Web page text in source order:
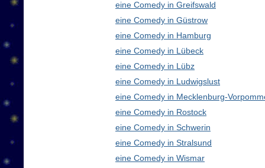
eine Comedy in Greifswald
eine Comedy in Güstrow
eine Comedy in Hamburg
eine Comedy in Lübeck
eine Comedy in Lübz
eine Comedy in Ludwigslust
eine Comedy in Mecklenburg-
eine Comedy in Rostock
eine Comedy in Schwerin
eine Comedy in Stralsund
eine Comedy in Wismar